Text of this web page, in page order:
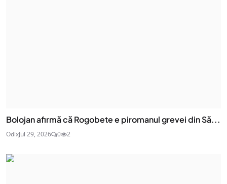
Bolojan afirmă că Rogobete e piromanul grevei din Să...
OdixJul 29, 2026 0 2